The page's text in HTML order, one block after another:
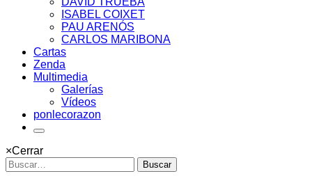
ISABEL COIXET
PAU ARENÓS
CARLOS MARIBONA
Cartas
Zenda
Multimedia
Galerías
Vídeos
ponlecorazon
×Cerrar
Buscar